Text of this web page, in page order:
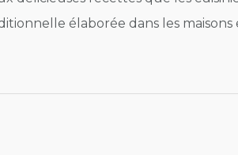
élaborée dans les maisons